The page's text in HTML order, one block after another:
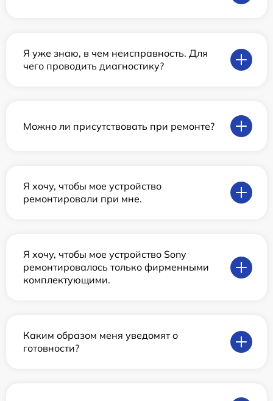
Я уже знаю, в чем неисправность. Для
чего проводить диагностику?
Можно ли присутствовать при ремонте?
Я хочу, чтобы мое устройство
ремонтировали при мне.
Я хочу, чтобы мое устройство Sony
ремонтировалось только фирменными
комплектующими.
Каким образом меня уведомят о
готовности?